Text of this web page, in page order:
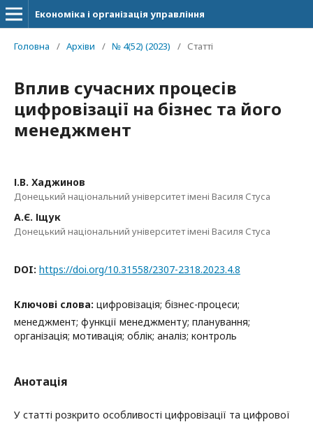
Економіка і організація управління
Головна / Архіви / № 4(52) (2023) / Статті
Вплив сучасних процесів
цифровізації на бізнес та його
менеджмент
І.В. Хаджинов
Донецький національний університет імені Василя Стуса
А.Є. Іщук
Донецький національний університет імені Василя Стуса
DOI: https://doi.org/10.31558/2307-2318.2023.4.8
Ключові слова: цифровізація; бізнес-процеси;
менеджмент; функції менеджменту; планування;
організація; мотивація; облік; аналіз; контроль
Анотація
У статті розкрито особливості цифровізації та цифрової